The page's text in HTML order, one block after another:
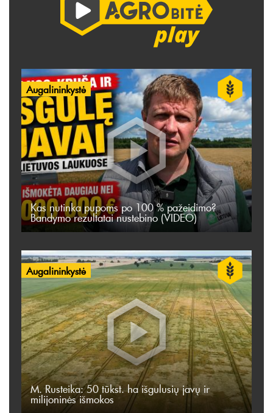
Augalininkystė
Kas nutinka pupoms po 100 % pažeidimo?
Bandymo rezultatai nustebino (VIDEO)
Augalininkystė
M. Rusteika: 50 tūkst. ha išgulusių javų ir
milijoninės išmokos